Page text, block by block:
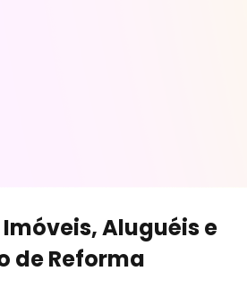
Aluguéis e
de Reforma